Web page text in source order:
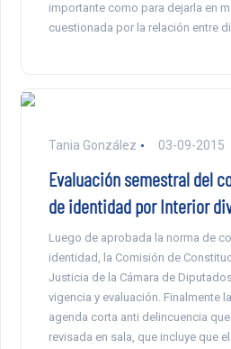
importante como para dejarla en
cuestionada por la relación entre
Tania González 03-09-2015
Evaluación semestral del
de identidad por Interior
Luego de aprobada la norma de
identidad, la Comisión de
Justicia de la Cámara de
vigencia y evaluación. Finalmente
agenda corta anti delincuencia
revisada en sala, que incluye que